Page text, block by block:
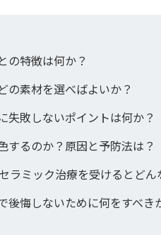
の特徴は何か？
の素材を選べばよいか？
失敗しないポイントは何か？
するのか？原因と予防法は？
ラミック治療を受けるとど
後悔しないために何をすべき